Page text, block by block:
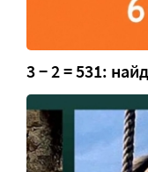
3 − 2 = 531: